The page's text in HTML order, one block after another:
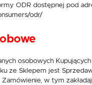
ODR dostępnej pod
odr/
osobowych
ze Sklepem jest
Zamówienie, w tym